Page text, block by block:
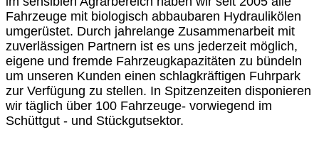
Fahrzeuge mit biologisch abbaubaren Hydraulikölen
umgerüstet. Durch jahrelange Zusammenarbeit mit
zuverlässigen Partnern ist es uns jederzeit möglich,
eigene und fremde Fahrzeugkapazitäten zu bündeln
um unseren Kunden einen schlagkräftigen Fuhrpark
zur Verfügung zu stellen. In Spitzenzeiten disponieren
wir täglich über 100 Fahrzeuge- vorwiegend im
Schüttgut - und Stückgutsektor.